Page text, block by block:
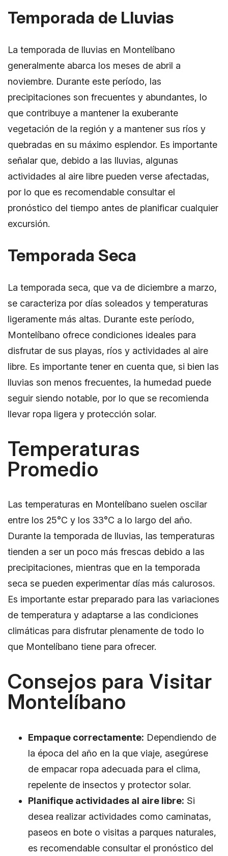
Temporada de Lluvias
La temporada de lluvias en Montelíbano
generalmente abarca los meses de abril a
noviembre. Durante este período, las
precipitaciones son frecuentes y abundantes, lo
que contribuye a mantener la exuberante
vegetación de la región y a mantener sus ríos y
quebradas en su máximo esplendor. Es importante
señalar que, debido a las lluvias, algunas
actividades al aire libre pueden verse afectadas,
por lo que es recomendable consultar el
pronóstico del tiempo antes de planificar cualquier
excursión.
Temporada Seca
La temporada seca, que va de diciembre a marzo,
se caracteriza por días soleados y temperaturas
ligeramente más altas. Durante este período,
Montelíbano ofrece condiciones ideales para
disfrutar de sus playas, ríos y actividades al aire
libre. Es importante tener en cuenta que, si bien las
lluvias son menos frecuentes, la humedad puede
seguir siendo notable, por lo que se recomienda
llevar ropa ligera y protección solar.
Temperaturas
Promedio
Las temperaturas en Montelíbano suelen oscilar
entre los 25°C y los 33°C a lo largo del año.
Durante la temporada de lluvias, las temperaturas
tienden a ser un poco más frescas debido a las
precipitaciones, mientras que en la temporada
seca se pueden experimentar días más calurosos.
Es importante estar preparado para las variaciones
de temperatura y adaptarse a las condiciones
climáticas para disfrutar plenamente de todo lo
que Montelíbano tiene para ofrecer.
Consejos para Visitar
Montelíbano
Empaque correctamente: Dependiendo de
la época del año en la que viaje, asegúrese
de empacar ropa adecuada para el clima,
repelente de insectos y protector solar.
Planifique actividades al aire libre: Si
desea realizar actividades como caminatas,
paseos en bote o visitas a parques naturales,
es recomendable consultar el pronóstico del